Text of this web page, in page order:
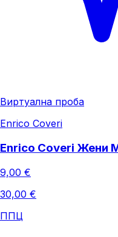
Виртуална проба
Enrico Coveri
Enrico Coveri Жени
9,00 €
30,00 €
ППЦ